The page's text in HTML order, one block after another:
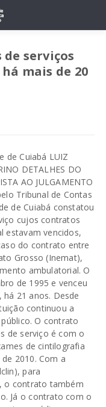
serviços
mais de 20
de Cuiabá LUIZ
DETALHES DO
AO JULGAMENTO
Tribunal de Contas
de Cuiabá constatou
cujos contratos
estavam vencidos,
do contrato entre
Grosso (Inemat),
ambulatorial. O
de 1995 e venceu
21 anos. Desde
continuou a
O contrato
de serviço é com o
de cintilografia
2010. Com a
para
o contrato também
Já o contrato com o